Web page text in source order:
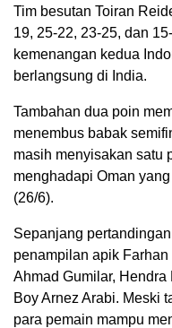
Tim besutan Toiran
19, 25-22, 23-25, dan
kemenangan kedua
berlangsung di India.
Tambahan dua poin
menembus babak
masih menyisakan satu
menghadapi Oman
(26/6).
Sepanjang
penampilan apik
Ahmad Gumilar,
Boy Arnez Arabi. Meski
para pemain mampu